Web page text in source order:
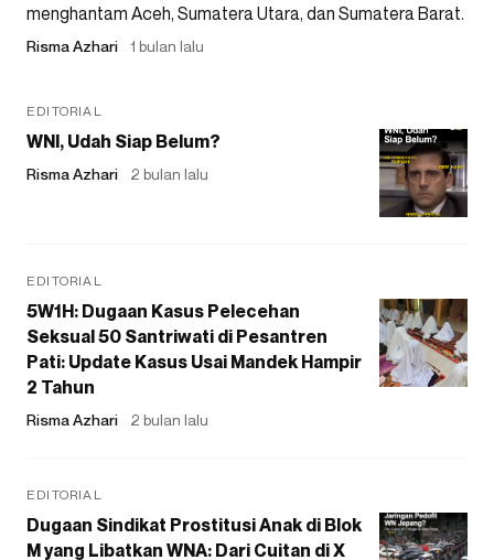
menghantam Aceh, Sumatera Utara, dan Sumatera Barat.
Risma Azhari 1 bulan lalu
EDITORIAL
WNI, Udah Siap Belum?
Risma Azhari 2 bulan lalu
EDITORIAL
5W1H: Dugaan Kasus Pelecehan
Seksual 50 Santriwati di Pesantren
Pati: Update Kasus Usai Mandek Hampir
2 Tahun
Risma Azhari 2 bulan lalu
EDITORIAL
Dugaan Sindikat Prostitusi Anak di Blok
M yang Libatkan WNA: Dari Cuitan di X